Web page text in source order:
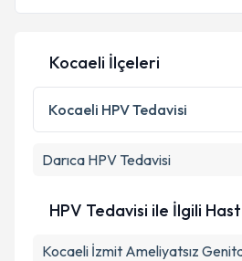
Kocaeli İlçeleri
Kocaeli HPV Tedavisi
Darıca HPV Tedavisi
HPV Tedavisi ile İlgili
Kocaeli İzmit Ameliyatsız